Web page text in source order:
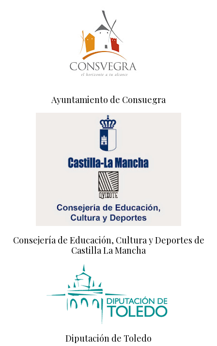
Ayuntamiento de Consuegra
Consejería de Educación, Cultura y Deportes de
Castilla La Mancha
Diputación de Toledo